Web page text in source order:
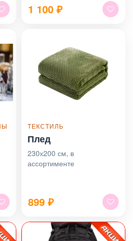
1 100 ₽
ТЕКСТИЛЬ
Плед
230х200 см, в
ассортименте
899 ₽